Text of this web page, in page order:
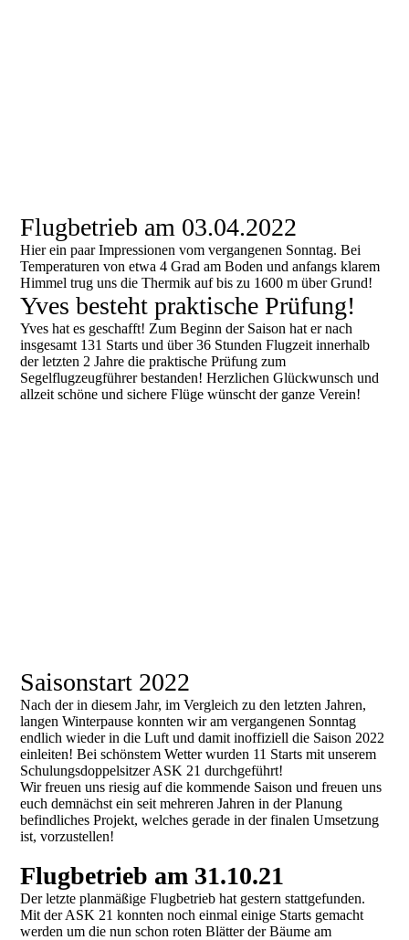
Flugbetrieb am 03.04.2022
Hier ein paar Impressionen vom vergangenen Sonntag. Bei
Temperaturen von etwa 4 Grad am Boden und anfangs klarem
Himmel trug uns die Thermik auf bis zu 1600 m über Grund!
Yves besteht praktische Prüfung!
Yves hat es geschafft! Zum Beginn der Saison hat er nach
insgesamt 131 Starts und über 36 Stunden Flugzeit innerhalb
der letzten 2 Jahre die praktische Prüfung zum
Segelflugzeugführer bestanden! Herzlichen Glückwunsch und
allzeit schöne und sichere Flüge wünscht der ganze Verein!
Saisonstart 2022
Nach der in diesem Jahr, im Vergleich zu den letzten Jahren,
langen Winterpause konnten wir am vergangenen Sonntag
endlich wieder in die Luft und damit inoffiziell die Saison 2022
einleiten! Bei schönstem Wetter wurden 11 Starts mit unserem
Schulungsdoppelsitzer ASK 21 durchgeführt!
Wir freuen uns riesig auf die kommende Saison und freuen uns
euch demnächst ein seit mehreren Jahren in der Planung
befindliches Projekt, welches gerade in der finalen Umsetzung
ist, vorzustellen!
Flugbetrieb am 31.10.21
Der letzte planmäßige Flugbetrieb hat gestern stattgefunden.
Mit der ASK 21 konnten noch einmal einige Starts gemacht
werden um die nun schon roten Blätter der Bäume am